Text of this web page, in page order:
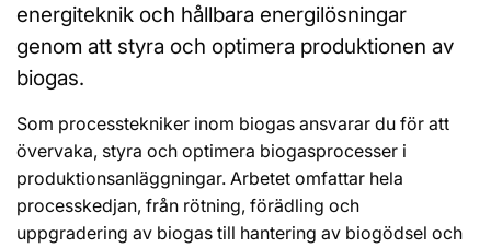
energiteknik och hållbara energilösningar
genom att styra och optimera produktionen av
biogas.
Som processtekniker inom biogas ansvarar du för att
övervaka, styra och optimera biogasprocesser i
produktionsanläggningar. Arbetet omfattar hela
processkedjan, från rötning, förädling och
uppgradering av biogas till hantering av biogödsel och